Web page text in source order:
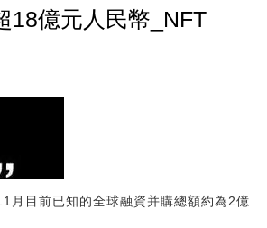
18億元人民幣_NFT
月目前已知的全球融資并購總額約為2億